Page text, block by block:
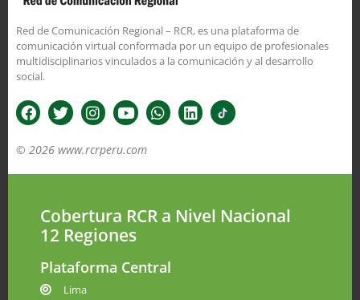
Red de Comunicación Regional – RCR, es una plataforma de
comunicación virtual conformada por un equipo de profesionales
multidisciplinarios vinculados a la comunicación y al desarrollo
social.
© 2026 www.rcrperu.com
Cobertura RCR a Nivel Nacional
12 Regiones
Plataforma Central
Lima